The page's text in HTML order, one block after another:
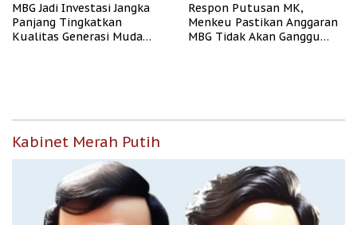
MBG Jadi Investasi Jangka
Panjang Tingkatkan
Kualitas Generasi Muda
Respon Putusan MK,
Menkeu Pastikan Anggaran
MBG Tidak Akan Ganggu
Kabinet Merah Putih